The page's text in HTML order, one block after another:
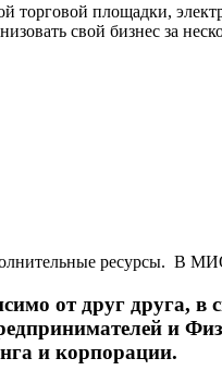
площадки,
свой бизнес за
ресурсы. В
от друг друга, в
и
и корпорации.